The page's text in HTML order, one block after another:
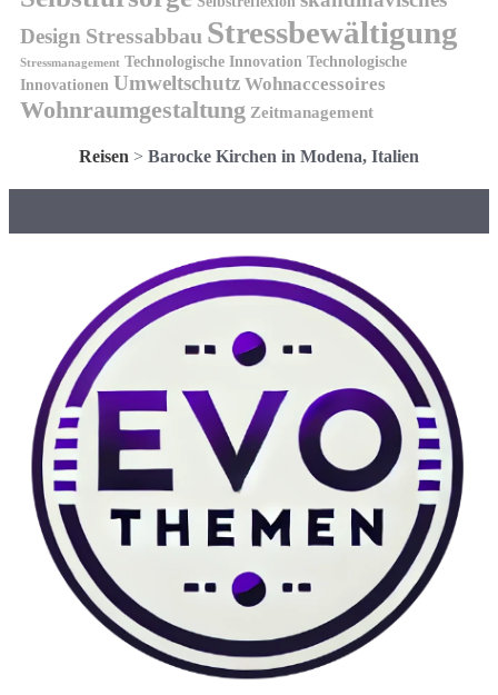
Design Stressabbau Stressbewältigung
Stressmanagement Technologische Innovation Technologische
Innovationen Umweltschutz Wohnaccessoires
Wohnraumgestaltung Zeitmanagement
Reisen > Barocke Kirchen in Modena, Italien